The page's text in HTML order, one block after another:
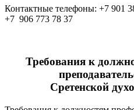
Контактные телефоны: +7 901
+7 906 773 78 37
Требования к
Сретенской